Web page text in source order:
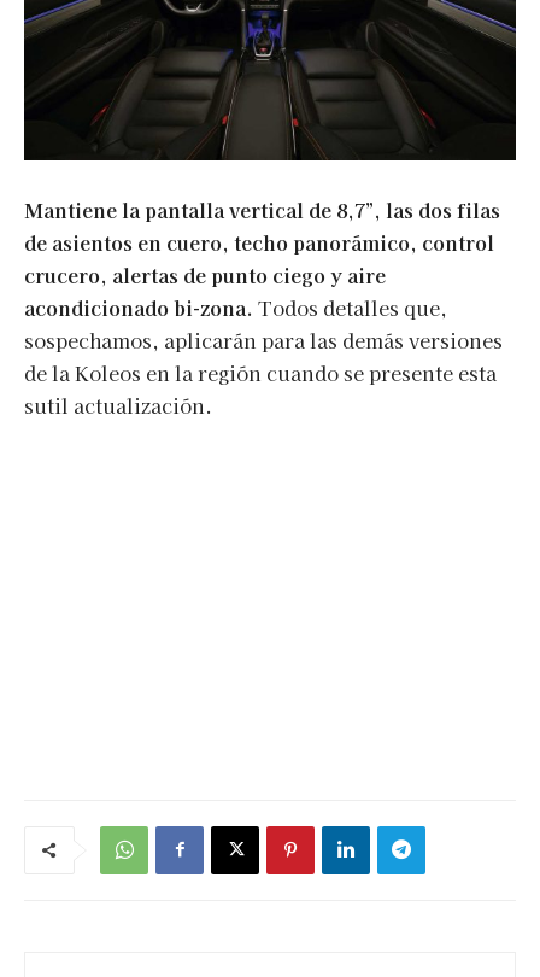
Mantiene la pantalla vertical de 8,7”, las dos filas
de asientos en cuero, techo panorámico, control
crucero, alertas de punto ciego y aire
acondicionado bi-zona. Todos detalles que,
sospechamos, aplicarán para las demás versiones
de la Koleos en la región cuando se presente esta
sutil actualización.